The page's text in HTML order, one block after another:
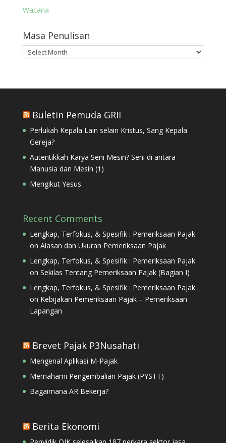
Wacana
Masa Penulisan
Masa
Penulisan
Buletin Pemuda GRII
Perlukah Kepala Lain selain Kristus, Sang Kepala
Gereja?
Autentikkah Karya Seni Mesin? Seni di antara
Manusia dan Mesin (1)
Mengikut Yesus
Recent Comments
Lengkap, Terfokus, & Spesifik : Pemeriksaan Pajak
on Alasan dan Ukuran Pemeriksaan Pajak
Lengkap, Terfokus, & Spesifik : Pemeriksaan Pajak
on Sekilas Tentang Pemeriksaan Pajak (Bagian I)
Lengkap, Terfokus, & Spesifik : Pemeriksaan Pajak
on Kebijakan Pemeriksaan Pajak – Pemeriksaan
Lapangan
Brevet Pajak P3Nusahati
Mengenal Aplikasi M-Pajak
Memahami Pengembalian Pajak (PYSTT)
Bagaimana AR Bekerja?
Berita Ekonomi